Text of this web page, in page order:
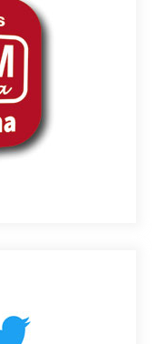
Of Canada, Somak,
Habia